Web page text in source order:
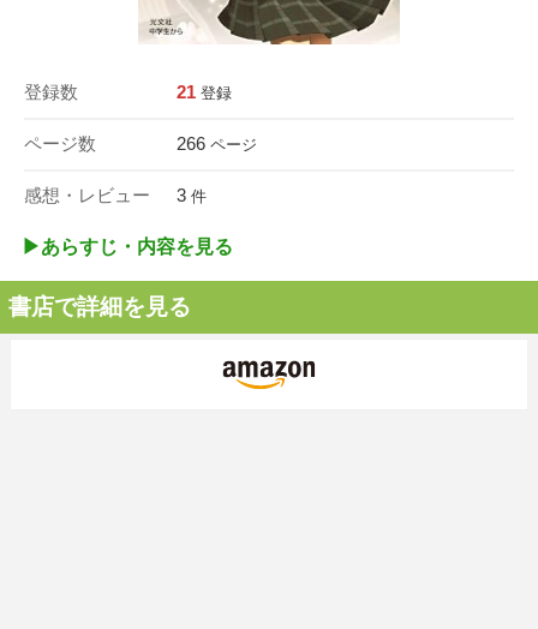
登録数 21 登録
ページ数 266 ページ
感想・レビュー 3 件
▶︎あらすじ・内容を見る
書店で詳細を見る